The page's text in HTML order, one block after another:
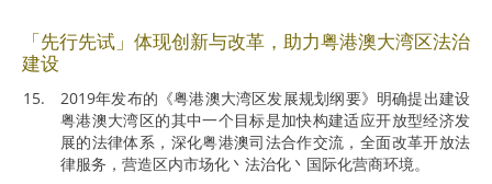
「先行先试」体现创新与改革，助力粤港澳大湾区法治
建设
2019年发布的《粤港澳大湾区发展规划纲要》明确提出建设
粤港澳大湾区的其中一个目标是加快构建适应开放型经济发
展的法律体系，深化粤港澳司法合作交流，全面改革开放法
律服务，营造区内市场化丶法治化丶国际化营商环境。